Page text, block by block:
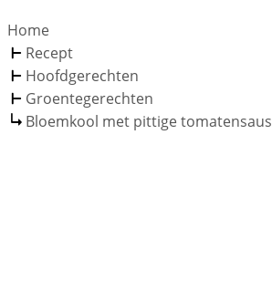
Home
Recept
Hoofdgerechten
Groentegerechten
Bloemkool met pittige tomatensaus